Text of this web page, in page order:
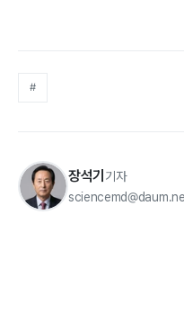
#
장석기 기자